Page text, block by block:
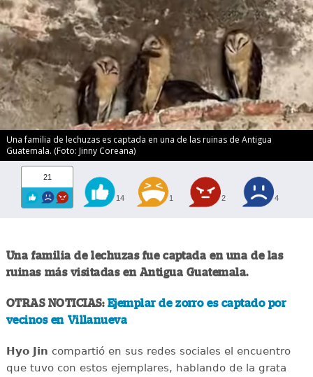
Una familia de lechuzas es captada en una de las ruinas de Antigua
Guatemala. (Foto: Jinny Coreana)
21
14 1 2 4
Una familia de lechuzas fue captada en una de las
ruinas más visitadas en Antigua Guatemala.
OTRAS NOTICIAS: Ejemplar de zorro es captado por
vecinos en Villanueva
Hyo Jin compartió en sus redes sociales el encuentro
que tuvo con estos ejemplares, hablando de la grata